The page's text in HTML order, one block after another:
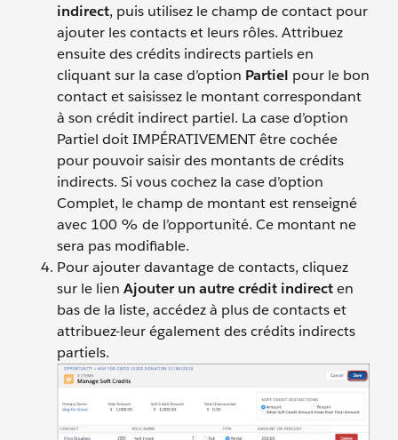
indirect, puis utilisez le champ de contact pour
ajouter les contacts et leurs rôles. Attribuez
ensuite des crédits indirects partiels en
cliquant sur la case d’option Partiel pour le bon
contact et saisissez le montant correspondant
à son crédit indirect partiel. La case d’option
Partiel doit IMPÉRATIVEMENT être cochée
pour pouvoir saisir des montants de crédits
indirects. Si vous cochez la case d’option
Complet, le champ de montant est renseigné
avec 100 % de l’opportunité. Ce montant ne
sera pas modifiable.
Pour ajouter davantage de contacts, cliquez
sur le lien Ajouter un autre crédit indirecten
bas de la liste, accédez à plus de contacts et
attribuez-leur également des crédits indirects
partiels.